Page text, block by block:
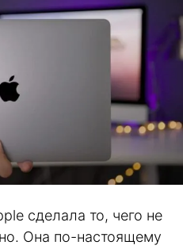
сделала то, чего не
Она по-настоящему